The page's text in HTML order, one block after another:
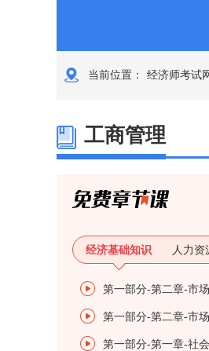
当前位置： 经济师考试
工商管理
经济基础知识 人力资
第一部分-第二章-市场
第一部分-第二章-市
第一部分-第一章-社